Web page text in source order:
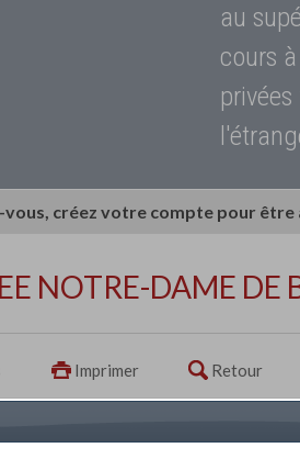
au
cours
vous, créez votre compte pour
NOTRE-DAME DE
Imprimer Retour